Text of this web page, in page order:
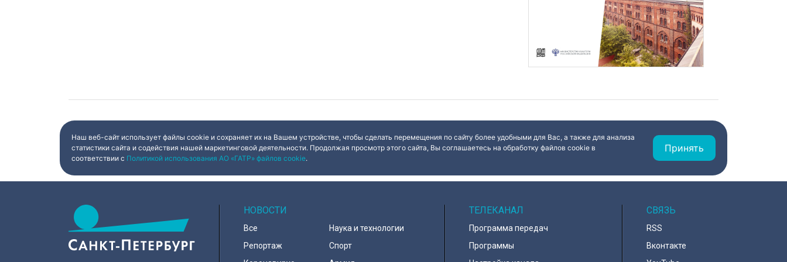
Наш веб-сайт использует файлы cookie и сохраняет их на Вашем устройстве, чтобы сделать перемещения по сайту более удобными для Вас, а также для анализа
статистики сайта и содействия нашей маркетинговой деятельности. Продолжая просмотр этого сайта, Вы соглашаетесь на обработку файлов cookie в
соответствии с Политикой использования АО «ГАТР» файлов cookie.
Принять
НОВОСТИ
Все
Репортаж
Наука и технологии
Спорт
ТЕЛЕКАНАЛ
Программа передач
Программы
СВЯЗЬ
RSS
Вконтакте